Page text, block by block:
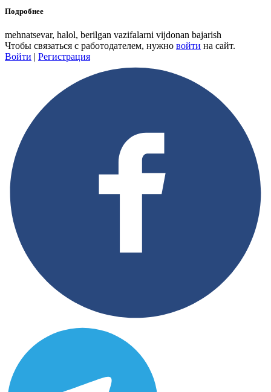
Подробнее
mehnatsevar, halol, berilgan vazifalarni vijdonan bajarish
Чтобы связаться с работодателем, нужно войти на сайт.
Войти | Регистрация